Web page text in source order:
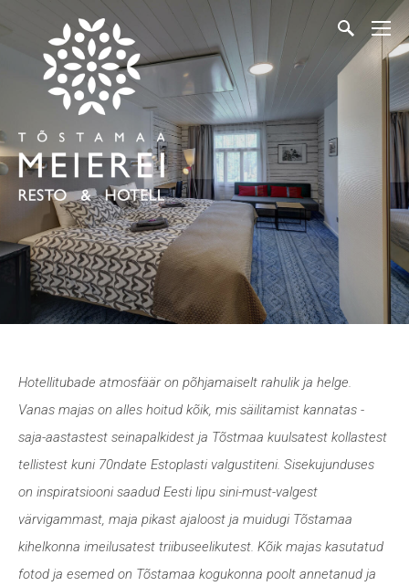
Hotellitubade atmosfäär on põhjamaiselt rahulik ja helge.
Vanas majas on alles hoitud kõik, mis säilitamist kannatas -
saja-aastastest seinapalkidest ja Tõstmaa kuulsatest kollastest
tellistest kuni 70ndate Estoplasti valgustiteni. Sisekujunduses
on inspiratsiooni saadud Eesti lipu sini-must-valgest
värvigammast, maja pikast ajaloost ja muidugi Tõstamaa
kihelkonna imeilusatest triibuseelikutest. Kõik majas kasutatud
fotod ja esemed on Tõstamaa kogukonna poolt annetanud ja